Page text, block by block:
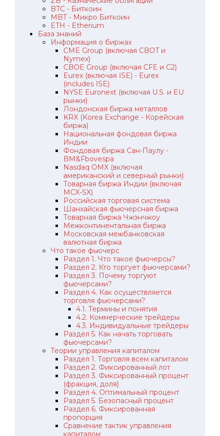
BTC - Биткоин
MBT - Микро Биткоин
ETH - Etherium
База знаний
Информация о биржах
CME Group (включая CBOT и
Nymex)
CBOE Group (включая CFE и C2)
Eurex (включая ISE) - Eurex
(includes ISE)
NYSE Euronext (включая U.S. и EU
рынки)
Лондонская биржа металлов
KRX (Korea Exchange - Корейская
биржа)
Национальная фондовая биржа
Индии
Фондовая биржа Сан-Паулу -
BM&Fbovespa
Nasdaq OMX (включая
американский и северный рынки)
Товарная биржа Индии (включая
MCX-SX)
Российская торговая система
Шанхайская фьючерсная биржа
Товарная биржа Чжэнчжоу
Межконтинентальная биржа
Московская межбанковская
валютная биржа
Что такое фьючерс
Раздел 1. Что такое фьючерсы?
Раздел 2. Кто торгует фьючерсами?
Раздел 3. Почему торгуют
фьючерсами?
Раздел 4. Как осуществляется
торговля фьючерсами?
4.1. Термины и понятия
4.2. Коммерческие трейдеры
4.3. Индивидуальные трейдеры
Раздел 5. Как начать торговать
фьючерсами?
Теории управления капиталом
Раздел 1. Торговля всем капиталом
Раздел 2. Фиксированный лот
Раздел 3. Фиксированный процент
(фракция, доля)
Раздел 4. Оптимальный процент
Раздел 5. Безопасный процент
Раздел 6. Фиксированная
пропорция
Сравнение тактик управления
капиталом